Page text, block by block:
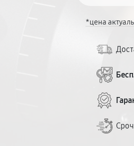
*цена